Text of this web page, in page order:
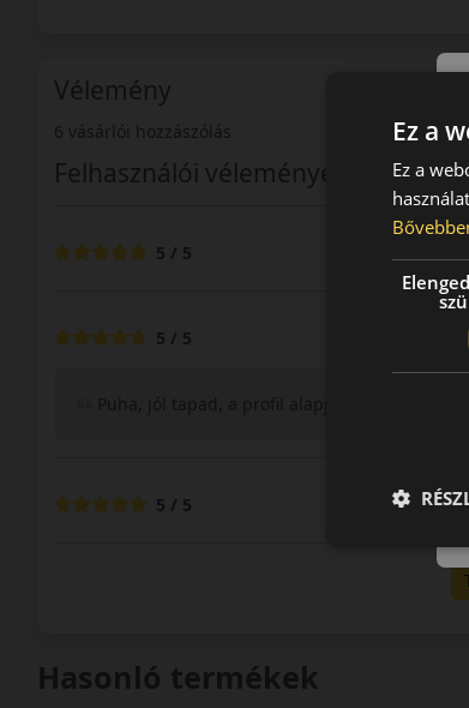
Vélemény
6 vásárlói hozzászólás
Felhasználói vélemények
5 / 5
5 / 5
Puha, jól tapad, a profil alapján talán télen
5 / 5
Hasonló termékek
Ez a
Ez a